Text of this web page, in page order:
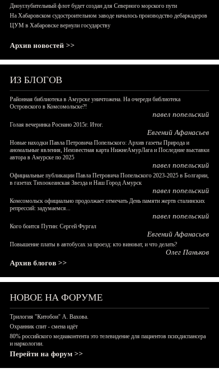
Дноуглубительный флот будет создан для Северного морского пути
На Хабаровском судостроительном заводе началось производство дебаркадеров
ЦУМ в Хабаровске вернули государству
Архив новостей >>
ИЗ БЛОГОВ
Районная библиотека в Амурске уничтожена. На очереди библиотека
Островского в Комсомольске?!
павел попельский
Голая вечеринка Роснано 2015г. Итог.
Евгений Афанасьев
Новые находки Павла Петровича Попельского: Архив газеты Природа и
аномальные явления, Неизвестная карта НижнеАмурЛага и Последние выставки
автора в Амурске по 2025
павел попельский
Официальные публикации Павла Петровича Попельского 2023-2025 в Болгарии,
в газетах Тихоокеанская Звезда и Наш Город Амурск
павел попельский
Комсомольск официально продолжает отмечать День памяти жертв сталинских
репрессий: задумаемся...
павел попельский
Кого боится Путин: Сергей Фургал
Евгений Афанасьев
Повышение платы в автобусах за проезд: кто виноват, и что делать?
Олег Паньков
Архив блогов >>
НОВОЕ НА ФОРУМЕ
Трилогия "Китобои" А. Вахова.
Охранник спит - смена идёт
80% российского медиаконтента это телевидение для пациентов психдиспансера
и наркологии.
Перейти на форум >>